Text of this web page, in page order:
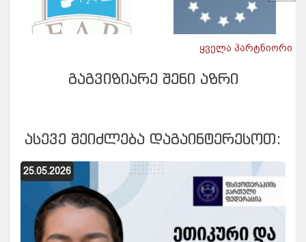
ყველა პარტნიორი
ᲒᲐᲒᲕᲘᲖᲘᲐᲠᲔ ᲨᲔᲜᲘ ᲐᲖᲠᲘ
ᲐᲡᲔᲕᲔ ᲨᲔᲘᲫᲚᲔᲑᲐ ᲓᲐᲒᲐᲘᲜᲢᲔᲠᲔᲡᲝᲗ:
25.05.2026